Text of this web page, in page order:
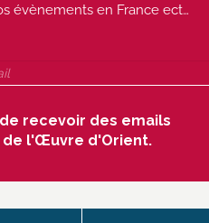
évènements en France ect…
recevoir des emails
de l'Œuvre d'Orient.